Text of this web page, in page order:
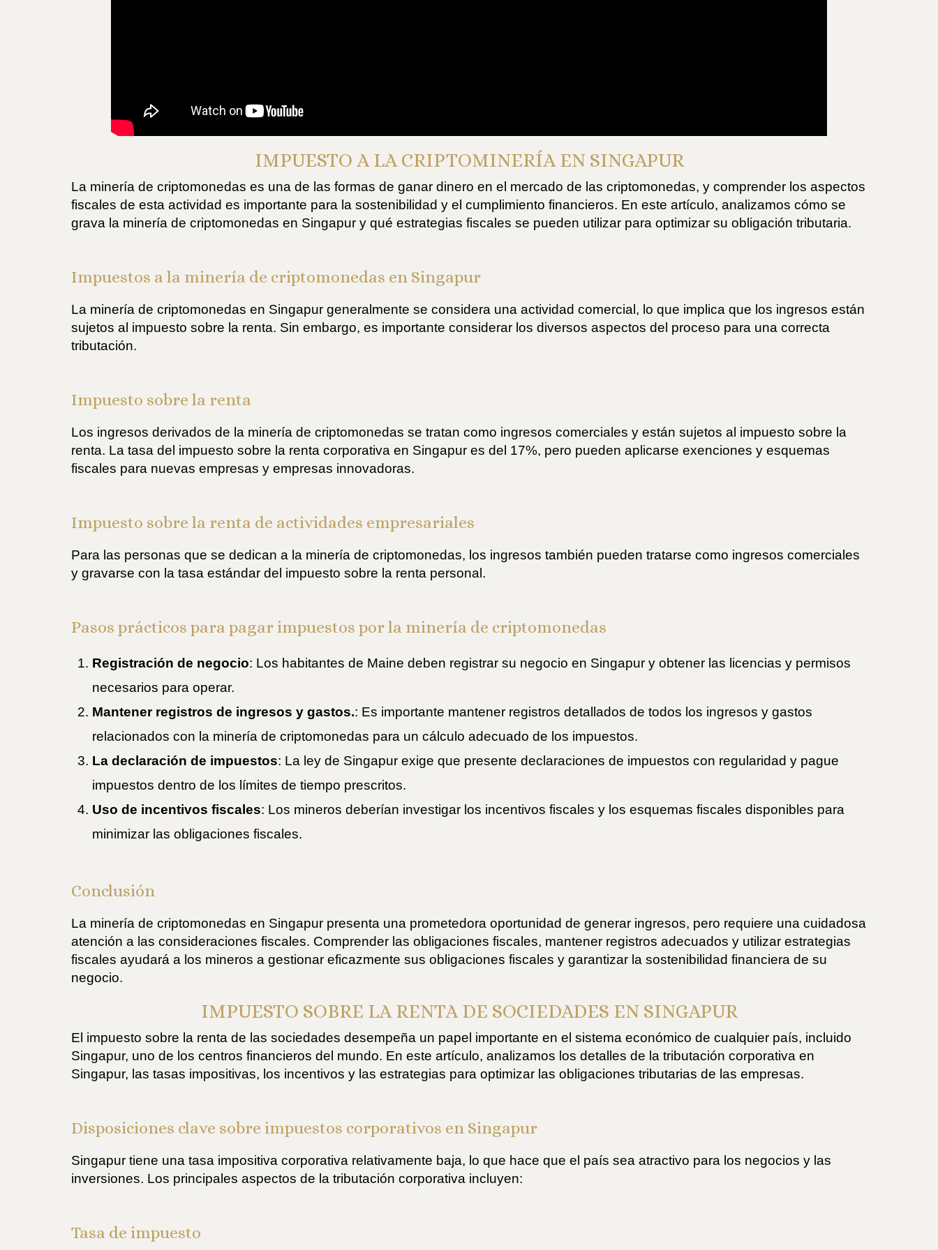
IMPUESTO A LA CRIPTOMINERÍA EN SINGAPUR
La minería de criptomonedas es una de las formas de ganar dinero en el mercado de las criptomonedas, y comprender los aspectos
fiscales de esta actividad es importante para la sostenibilidad y el cumplimiento financieros. En este artículo, analizamos cómo se
grava la minería de criptomonedas en Singapur y qué estrategias fiscales se pueden utilizar para optimizar su obligación tributaria.
Impuestos a la minería de criptomonedas en Singapur
La minería de criptomonedas en Singapur generalmente se considera una actividad comercial, lo que implica que los ingresos están
sujetos al impuesto sobre la renta. Sin embargo, es importante considerar los diversos aspectos del proceso para una correcta
tributación.
Impuesto sobre la renta
Los ingresos derivados de la minería de criptomonedas se tratan como ingresos comerciales y están sujetos al impuesto sobre la
renta. La tasa del impuesto sobre la renta corporativa en Singapur es del 17%, pero pueden aplicarse exenciones y esquemas
fiscales para nuevas empresas y empresas innovadoras.
Impuesto sobre la renta de actividades empresariales
Para las personas que se dedican a la minería de criptomonedas, los ingresos también pueden tratarse como ingresos comerciales
y gravarse con la tasa estándar del impuesto sobre la renta personal.
Pasos prácticos para pagar impuestos por la minería de criptomonedas
Registración de negocio: Los habitantes de Maine deben registrar su negocio en Singapur y obtener las licencias y permisos
necesarios para operar.
Mantener registros de ingresos y gastos.: Es importante mantener registros detallados de todos los ingresos y gastos
relacionados con la minería de criptomonedas para un cálculo adecuado de los impuestos.
La declaración de impuestos: La ley de Singapur exige que presente declaraciones de impuestos con regularidad y pague
impuestos dentro de los límites de tiempo prescritos.
Uso de incentivos fiscales: Los mineros deberían investigar los incentivos fiscales y los esquemas fiscales disponibles para
minimizar las obligaciones fiscales.
Conclusión
La minería de criptomonedas en Singapur presenta una prometedora oportunidad de generar ingresos, pero requiere una cuidadosa
atención a las consideraciones fiscales. Comprender las obligaciones fiscales, mantener registros adecuados y utilizar estrategias
fiscales ayudará a los mineros a gestionar eficazmente sus obligaciones fiscales y garantizar la sostenibilidad financiera de su
negocio.
IMPUESTO SOBRE LA RENTA DE SOCIEDADES EN SINGAPUR
El impuesto sobre la renta de las sociedades desempeña un papel importante en el sistema económico de cualquier país, incluido
Singapur, uno de los centros financieros del mundo. En este artículo, analizamos los detalles de la tributación corporativa en
Singapur, las tasas impositivas, los incentivos y las estrategias para optimizar las obligaciones tributarias de las empresas.
Disposiciones clave sobre impuestos corporativos en Singapur
Singapur tiene una tasa impositiva corporativa relativamente baja, lo que hace que el país sea atractivo para los negocios y las
inversiones. Los principales aspectos de la tributación corporativa incluyen:
Tasa de impuesto